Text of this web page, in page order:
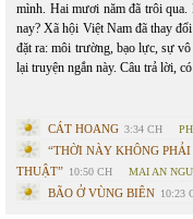
mình. Hai mươi năm đã trôi qua.
nay? Xã hội Việt Nam đã thay
đặt ra: môi trường, bạo lực, sự
lại truyện ngắn này. Câu trả lời,
CÁT HOANG 3:34 CH
“THỜI NÀY KHÔNG
THUẬT” 10:50 CH MAI AN
BÃO Ở VÙNG BIÊN 10:23